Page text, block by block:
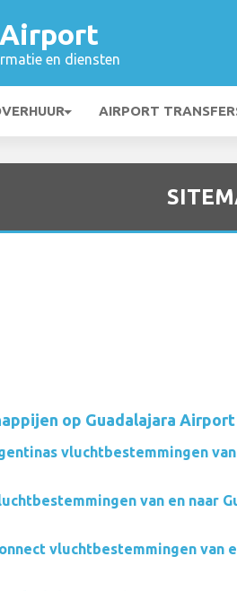
en diensten
AIRPORT
op Guadalajara Airport
vluchtbestemmingen
van en naar
vluchtbestemmingen van